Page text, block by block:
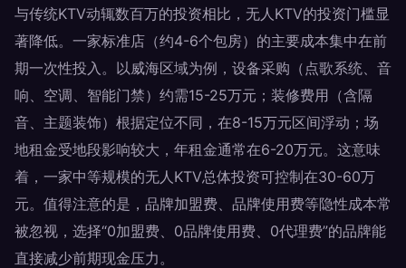
与传统KTV动辄数百万的投资相比，无人KTV的投资门槛显
著降低。一家标准店（约4-6个包房）的主要成本集中在前
期一次性投入。以威海区域为例，设备采购（点歌系统、音
响、空调、智能门禁）约需15-25万元；装修费用（含隔
音、主题装饰）根据定位不同，在8-15万元区间浮动；场
地租金受地段影响较大，年租金通常在6-20万元。这意味
着，一家中等规模的无人KTV总体投资可控制在30-60万
元。值得注意的是，品牌加盟费、品牌使用费等隐性成本常
被忽视，选择“0加盟费、0品牌使用费、0代理费”的品牌能
直接减少前期现金压力。